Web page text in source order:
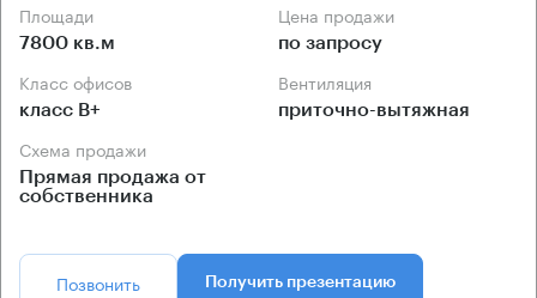
Площади
7800 кв.м
Цена продажи
по запросу
Класс офисов
класс B+
Вентиляция
приточно-вытяжная
Схема продажи
Прямая продажа от
собственника
Позвонить Получить презентацию